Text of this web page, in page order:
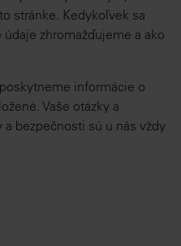
stránke. Kedykoľvek sa
zhromažďujeme a ako
informácie o
Vaše otázky a
bezpečnosti sú u nás vždy